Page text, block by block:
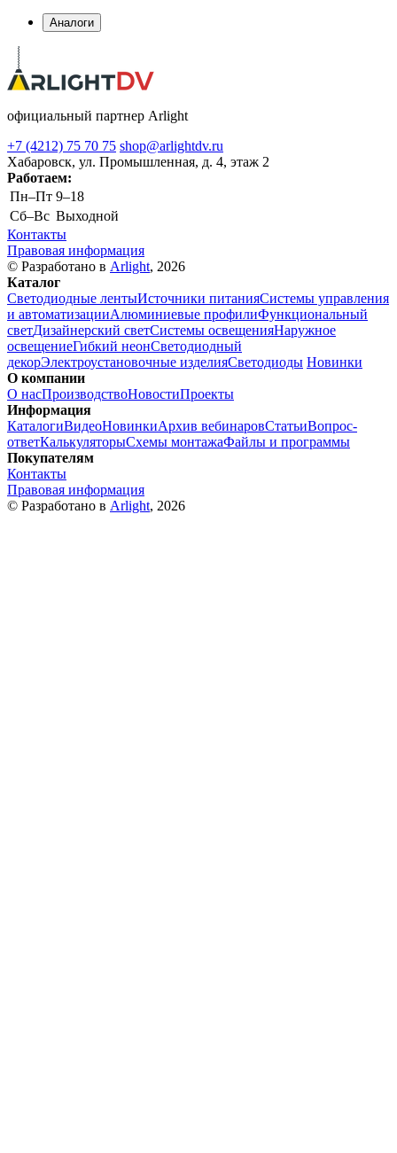
Аналоги
официальный партнер Arlight
+7 (4212) 75 70 75 shop@arlightdv.ru
Хабаровск, ул. Промышленная, д. 4, этаж 2
Работаем:
Пн–Пт 9–18
Cб–Вс Выходной
Контакты
Правовая информация
© Разработано в Arlight, 2026
Каталог
Светодиодные лентыИсточники питанияСистемы управления
и автоматизацииАлюминиевые профилиФункциональный
светДизайнерский светСистемы освещенияНаружное
освещениеГибкий неонСветодиодный
декорЭлектроустановочные изделияСветодиоды Новинки
О компании
О насПроизводствоНовостиПроекты
Информация
КаталогиВидеоНовинкиАрхив вебинаровСтатьиВопрос-
ответКалькуляторыСхемы монтажаФайлы и программы
Покупателям
Контакты
Правовая информация
© Разработано в Arlight, 2026